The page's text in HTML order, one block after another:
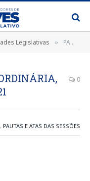
Legislativas » PAUTA DA 39ª SESSÃO ORDINÁRIA, DE 19 DE AGOSTO DE 2021
0
, PAUTAS E ATAS DAS SESSÕES